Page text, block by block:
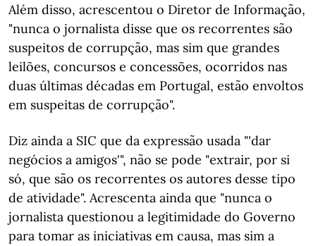
Além disso, acrescentou o Diretor de Informação,
"nunca o jornalista disse que os recorrentes são
suspeitos de corrupção, mas sim que grandes
leilões, concursos e concessões, ocorridos nas
duas últimas décadas em Portugal, estão envoltos
em suspeitas de corrupção".
Diz ainda a SIC que da expressão usada "'dar
negócios a amigos'", não se pode "extrair, por si
só, que são os recorrentes os autores desse tipo
de atividade". Acrescenta ainda que "nunca o
jornalista questionou a legitimidade do Governo
para tomar as iniciativas em causa, mas sim a